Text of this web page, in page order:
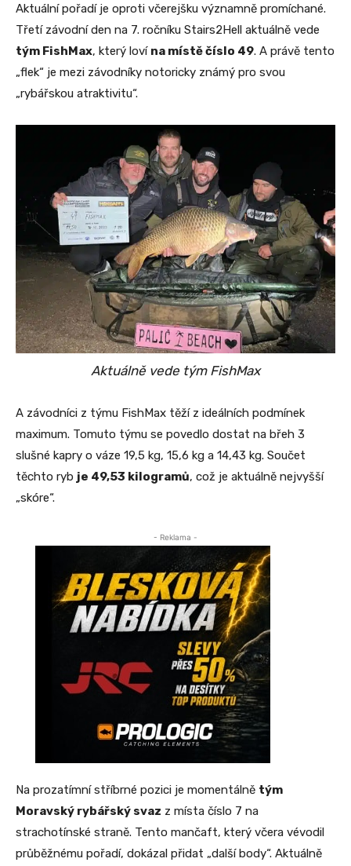
Aktuální pořadí je oproti včerejšku významně promíchané.
Třetí závodní den na 7. ročníku Stairs2Hell aktuálně vede
tým FishMax, který loví na místě číslo 49. A právě tento
„flek“ je mezi závodníky notoricky známý pro svou
„rybářskou atraktivitu“.
Aktuálně vede tým FishMax
A závodníci z týmu FishMax těží z ideálních podmínek
maximum. Tomuto týmu se povedlo dostat na břeh 3
slušné kapry o váze 19,5 kg, 15,6 kg a 14,43 kg. Součet
těchto ryb je 49,53 kilogramů, což je aktuálně nejvyšší
„skóre“.
- Reklama -
Na prozatímní stříbrné pozici je momentálně tým
Moravský rybářský svaz z místa číslo 7 na
strachotínské straně. Tento mančaft, který včera vévodil
průběžnému pořadí, dokázal přidat „další body“. Aktuálně